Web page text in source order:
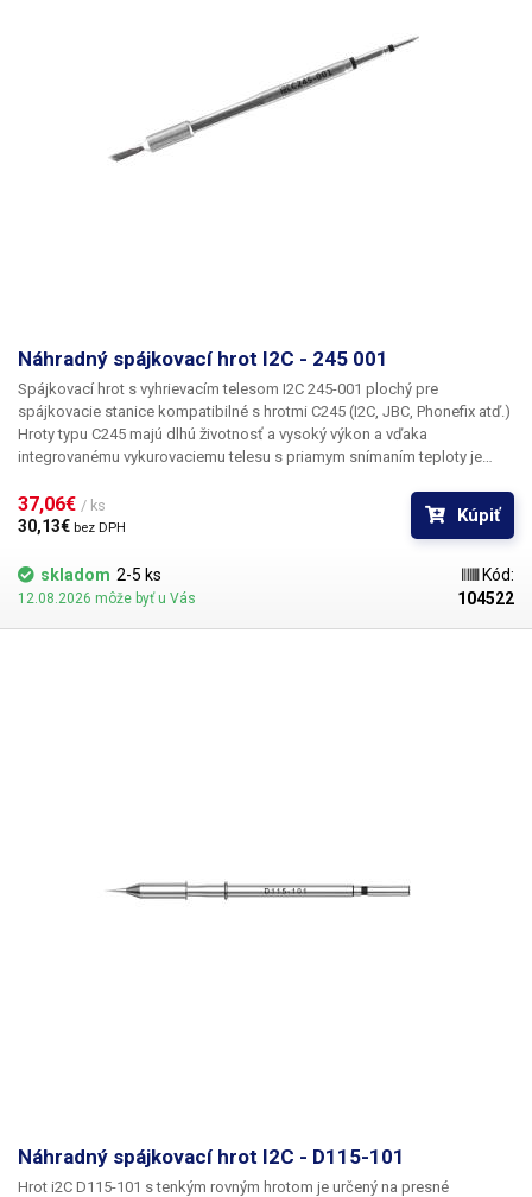
Náhradný spájkovací hrot I2C - 245 001
Spájkovací hrot s vyhrievacím telesom I2C 245-001 plochý pre
spájkovacie stanice kompatibilné s hrotmi C245 (I2C, JBC, Phonefix atď.)
Hroty typu C245 majú dlhú životnosť a vysoký výkon a vďaka
integrovanému vykurovaciemu telesu s priamym snímaním teploty je
reálnom čase snímať teplotu na hrote a regulovať výkon tak, aby bola
teplota vždy stabilná a neklesala počas spájkovania, keď sa hrot
spájkovanie olovnatým a bezolovnatým cínom. Telo spájkovacieho
hrotu je vyrobené z nehrdzavejúcej ocele AISI304 a medený hrot je
37,06€ / ks
30,13€ bez DPH
Kúpiť
skladom 2-5 ks
12.08.2026 môže byť u Vás
Kód:
104522
Náhradný spájkovací hrot I2C - D115-101
Hrot i2C D115-101 s tenkým rovným hrotom je určený na presné